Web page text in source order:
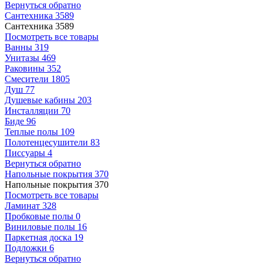
Вернуться обратно
Сантехника 3589
Сантехника 3589
Посмотреть все товары
Ванны 319
Унитазы 469
Раковины 352
Смесители 1805
Душ 77
Душевые кабины 203
Инсталляции 70
Биде 96
Теплые полы 109
Полотенцесушители 83
Писсуары 4
Вернуться обратно
Напольные покрытия 370
Напольные покрытия 370
Посмотреть все товары
Ламинат 328
Пробковые полы 0
Виниловые полы 16
Паркетная доска 19
Подложки 6
Вернуться обратно